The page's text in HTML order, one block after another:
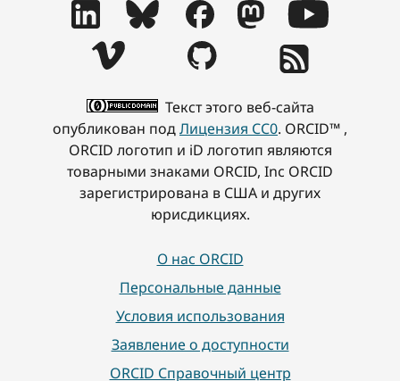
Текст этого веб-сайта
опубликован подЛицензия CC0. ORCID™ ,
ORCID логотип и iD логотип являются
товарными знаками ORCID, Inc ORCID
зарегистрирована в США и других
юрисдикциях.
О нас ORCID
Персональные данные
Условия использования
Заявление о доступности
ORCID Справочный центр